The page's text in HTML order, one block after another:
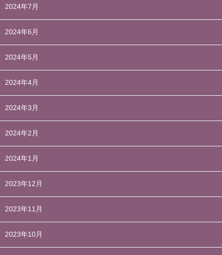
2024年7月
2024年6月
2024年5月
2024年4月
2024年3月
2024年2月
2024年1月
2023年12月
2023年11月
2023年10月